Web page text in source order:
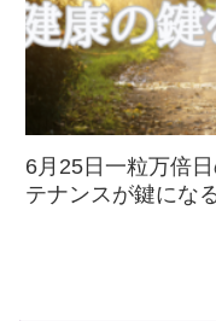
6月25日一粒万倍
テナンスが鍵にな